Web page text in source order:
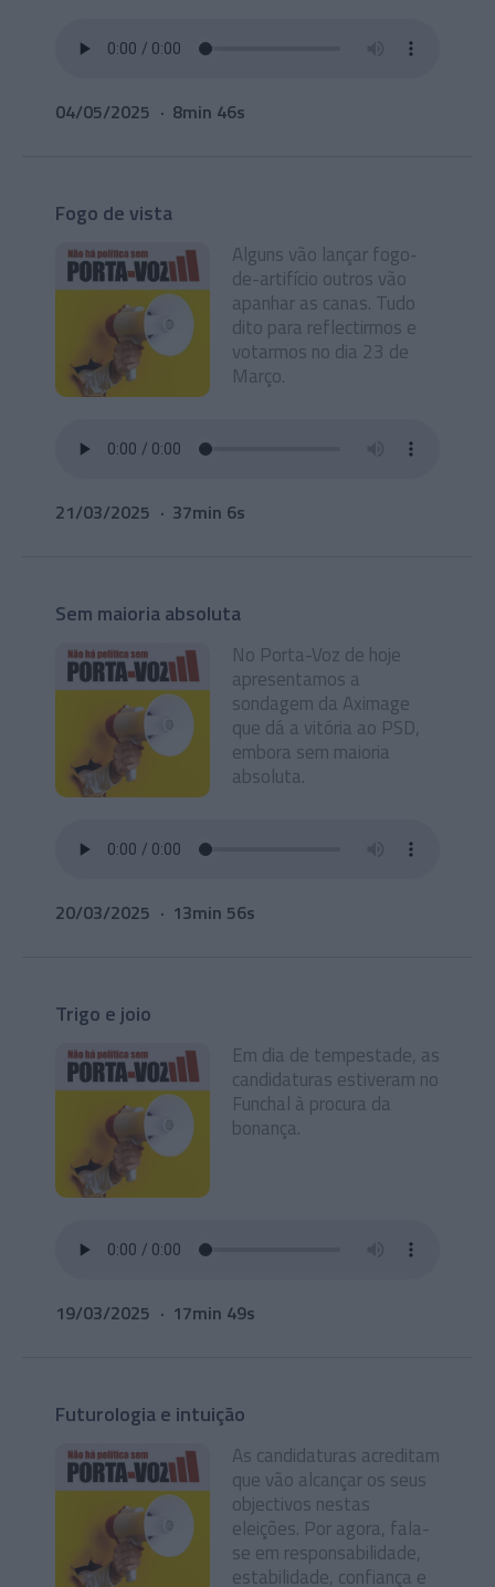
04/05/2025 8min 46s
Fogo de vista
Alguns vão lançar fogo-
de-artifício outros vão
apanhar as canas. Tudo
dito para reflectirmos e
votarmos no dia 23 de
Março.
21/03/2025 37min 6s
Sem maioria absoluta
No Porta-Voz de hoje
apresentamos a
sondagem da Aximage
que dá a vitória ao PSD,
embora sem maioria
absoluta.
20/03/2025 13min 56s
Trigo e joio
Em dia de tempestade, as
candidaturas estiveram no
Funchal à procura da
bonança.
19/03/2025 17min 49s
Futurologia e intuição
As candidaturas acreditam
que vão alcançar os seus
objectivos nestas
eleições. Por agora, fala-
se em responsabilidade,
estabilidade, confiança e